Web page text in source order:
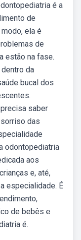
é a
de
ela é
de
estão na fase.
da
bucal dos
saber
das
odontopediatria
aos
e, até,
especialidade. É
de bebês e
é.